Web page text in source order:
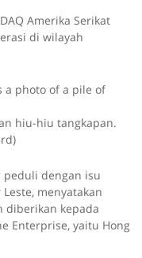
Amerika Serikat
di wilayah
hiu-hiu tangkapan.
peduli dengan isu
menyatakan
diberikan kepada
Enterprise, yaitu Hong